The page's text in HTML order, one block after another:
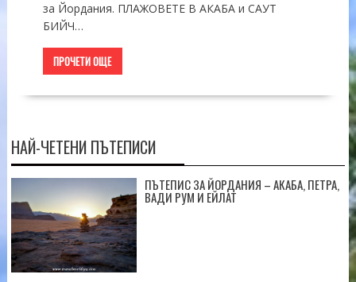
за Йордания. ПЛАЖОВЕТЕ В АКАБА и САУТ
БИЙЧ…
ПРОЧЕТИ ОЩЕ
НАЙ-ЧЕТЕНИ ПЪТЕПИСИ
ПЪТЕПИС ЗА ЙОРДАНИЯ – АКАБА, ПЕТРА,
ВАДИ РУМ И ЕЙЛАТ